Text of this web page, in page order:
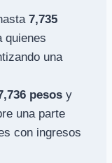
7,735
quienes
una
pesos y
una parte
con ingresos